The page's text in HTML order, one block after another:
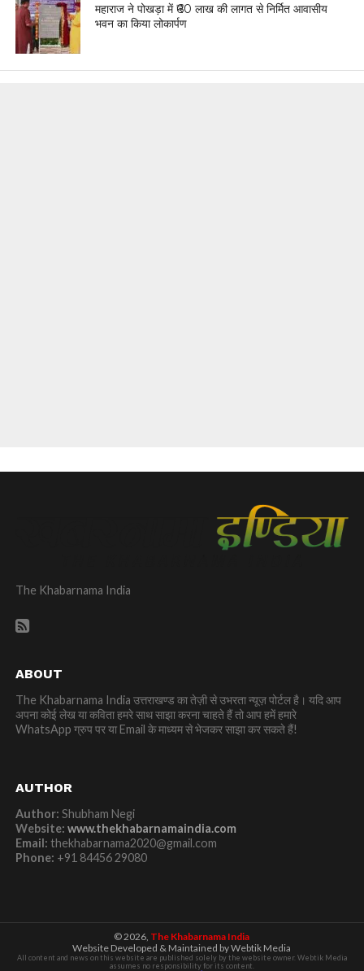
महाराज ने पोखड़ा में ₹60 लाख की लागत से निर्मित आवासीय
भवन का किया लोकार्पण
The Khabarnama India
ABOUT
The Khabarnama India उत्तराखण्ड का तेज़ी से उभरता न्यूज़ पोर्टल है। यदि आप
अपना कोई लेख या कविता हमरे साथ साझा करना चाहते हैं तो आप हमें हमारे
WhatsApp ग्रुप पर या Email के माध्यम से भेजकर साझा कर सकते हैं!
AUTHOR
Author: Shubham Negi
Website: www.thekhabarnamaindia.com
Email: thekhabarnama2020@gmail.com
Phone: +91 84456 29080
© 2026, The Khabarnama India
Website Developed & Maintained by Webtik Media
All content and news on this website are published solely by the website owner. Webtik Media
assumes no responsibility for its content.